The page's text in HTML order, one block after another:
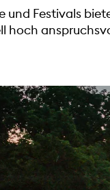
und Festivals
hoch